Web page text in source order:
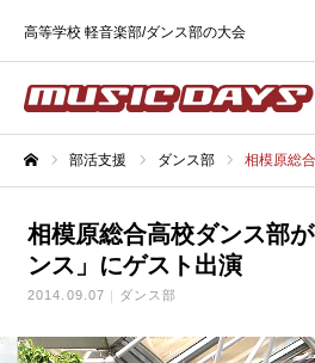
高等学校 軽音楽部/ダンス部の大会
部活支援 ダンス部 相模原総合高校ダ
相模原総合高校ダンス部
ンス」にゲスト出演
2014.09.07 ダンス部